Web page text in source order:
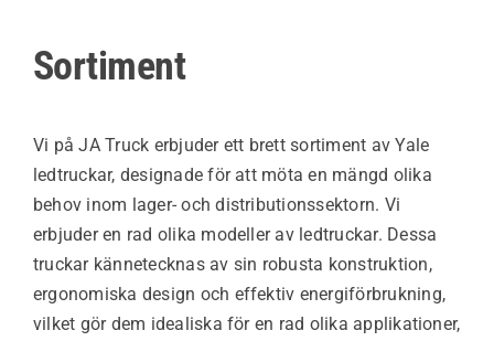
Sortiment
Vi på JA Truck erbjuder ett brett sortiment av Yale
ledtruckar, designade för att möta en mängd olika
behov inom lager- och distributionssektorn. Vi
erbjuder en rad olika modeller av ledtruckar. Dessa
truckar kännetecknas av sin robusta konstruktion,
ergonomiska design och effektiv energiförbrukning,
vilket gör dem idealiska för en rad olika applikationer,